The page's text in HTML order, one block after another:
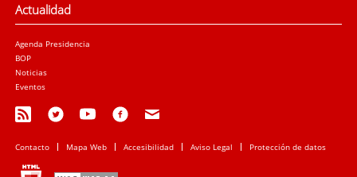
Actualidad
Agenda Presidencia
BOP
Noticias
Eventos
Contacto Mapa Web Accesibilidad Aviso Legal Protección de datos